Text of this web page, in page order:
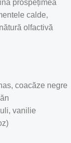
prospețimea
calde,
olfactivă
coacăze negre
vanilie